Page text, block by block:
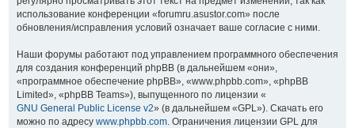
использование конференции «forumru.asustor.com» после
обновления/исправления условий означает ваше согласие с ними.
Наши форумы работают под управлением программного обеспечения
для создания конференций phpBB (в дальнейшем «они»,
«программное обеспечение phpBB», «www.phpbb.com», «phpBB
Limited», «phpBB Teams»), выпущенного по лицензии «
GNU General Public License v2» (в дальнейшем «GPL»). Скачать его
можно по адресу www.phpbb.com. Ограничения лицензии GPL для